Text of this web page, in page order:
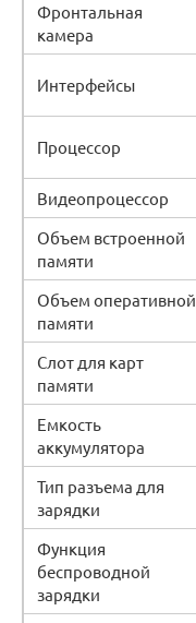
Фронтальная
камера
Интерфейсы
Процессор
Видеопроцессор
Объем встроенной
памяти
Объем оперативной
памяти
Слот для карт
памяти
Емкость
аккумулятора
Тип разъема для
зарядки
Функция
беспроводной
зарядки